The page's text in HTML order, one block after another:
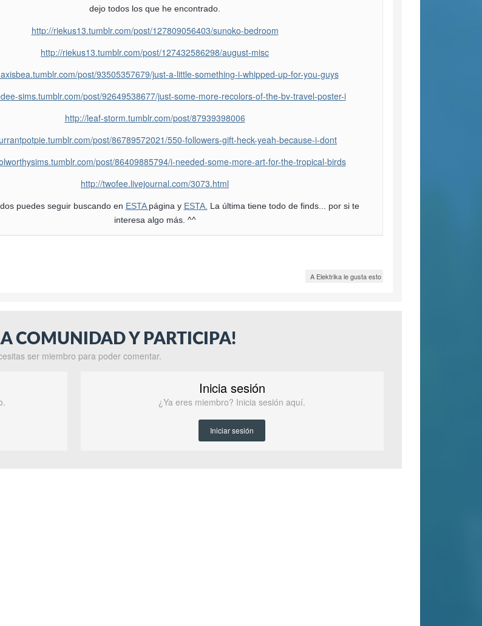
dejo todos los que he encontrado.
http://riekus13.tumblr.com/post/127809056403/sunoko-bedroom
http://riekus13.tumblr.com/post/127432586298/august-misc
post/93505357679/just-a-little-something-i-whipped-up-for-you-guys
sims.tumblr.com/post/92649538677/just-some-more-recolors-of-the-bv-travel-poster-i
http://leaf-storm.tumblr.com/post/87939398006
post/86789572021/550-followers-gift-heck-yeah-because-i-dont
post/86409885794/i-needed-some-more-art-for-the-tropical-birds
http://twofee.livejournal.com/3073.html
puedes seguir buscando en ESTA página y ESTA. La última tiene todo de finds... por si te
interesa algo más. ^^
A Elektrika le gusta esto
COMUNIDAD Y PARTICIPA!
ser miembro para poder comentar.
Inicia sesión
¿Ya eres miembro? Inicia sesión aquí.
Iniciar sesión